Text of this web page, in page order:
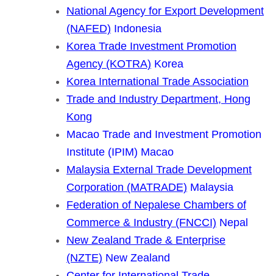
National Agency for Export Development
(NAFED) Indonesia
Korea Trade Investment Promotion
Agency (KOTRA) Korea
Korea International Trade Association
Trade and Industry Department, Hong
Kong
Macao Trade and Investment Promotion
Institute (IPIM) Macao
Malaysia External Trade Development
Corporation (MATRADE) Malaysia
Federation of Nepalese Chambers of
Commerce & Industry (FNCCI) Nepal
New Zealand Trade & Enterprise
(NZTE) New Zealand